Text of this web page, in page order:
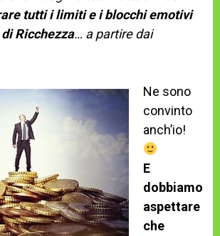
tutti i limiti e i blocchi emotivi
Ricchezza… a partire dai
Ne sono
convinto
anch’io!
E
dobbiamo
aspettare
che